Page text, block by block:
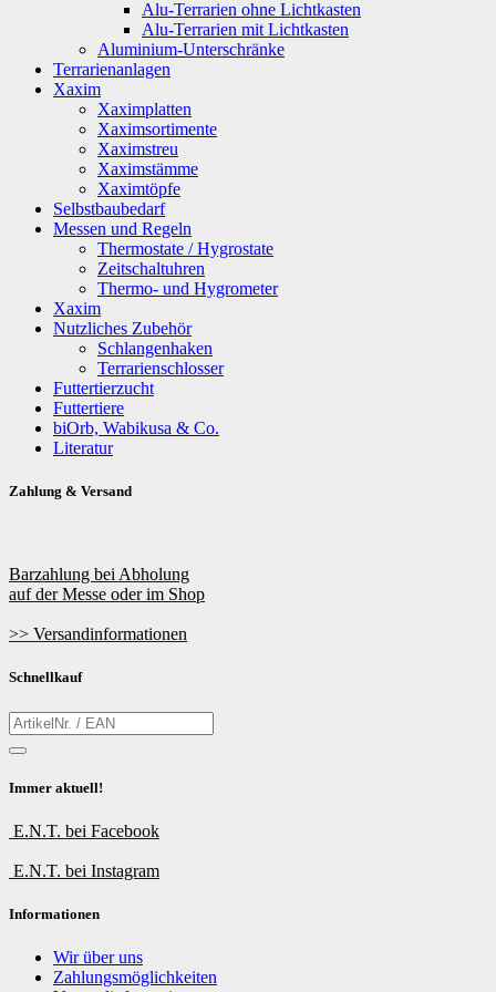
Alu-Terrarien ohne Lichtkasten
Alu-Terrarien mit Lichtkasten
Aluminium-Unterschränke
Terrarienanlagen
Xaxim
Xaximplatten
Xaximsortimente
Xaximstreu
Xaximstämme
Xaximtöpfe
Selbstbaubedarf
Messen und Regeln
Thermostate / Hygrostate
Zeitschaltuhren
Thermo- und Hygrometer
Xaxim
Nutzliches Zubehör
Schlangenhaken
Terrarienschlosser
Futtertierzucht
Futtertiere
biOrb, Wabikusa & Co.
Literatur
Zahlung & Versand
Barzahlung bei Abholung
auf der Messe oder im Shop
>> Versandinformationen
Schnellkauf
Immer aktuell!
E.N.T. bei Facebook
E.N.T. bei Instagram
Informationen
Wir über uns
Zahlungsmöglichkeiten